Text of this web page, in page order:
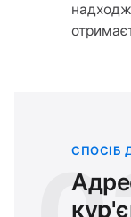
СПОСІБ